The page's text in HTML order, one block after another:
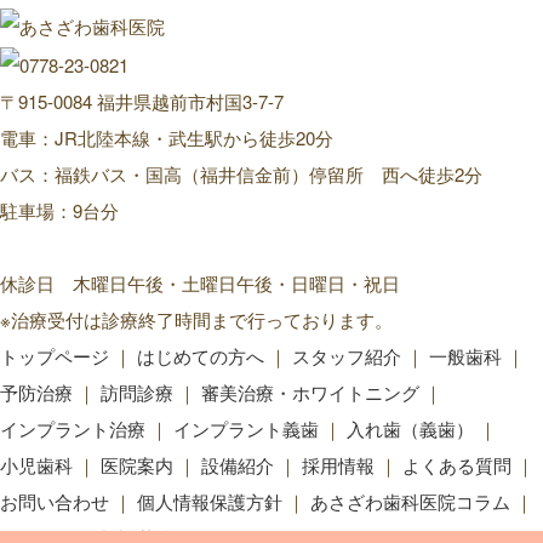
〒915-0084 福井県越前市村国3-7-7
電車：JR北陸本線・武生駅から徒歩20分
バス：福鉄バス・国高（福井信金前）停留所 西へ徒歩2分
駐車場：9台分
休診日 木曜日午後・土曜日午後・日曜日・祝日
※治療受付は診療終了時間まで行っております。
トップページ
はじめての方へ スタッフ紹介
一般歯科
予防治療
訪問診療
審美治療・ホワイトニング
インプラント治療
インプラント義歯
入れ歯（義歯）
小児歯科
医院案内 設備紹介 採用情報
よくある質問
お問い合わせ
個人情報保護方針
あさざわ歯科医院コラム